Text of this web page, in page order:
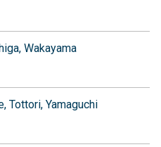
Wakayama
Tottori Yamaguchi